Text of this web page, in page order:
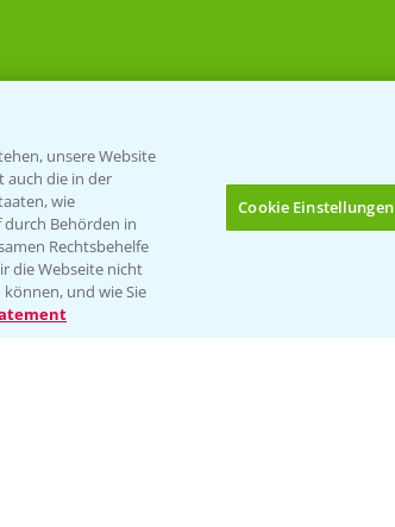
vergleichen:
Sie uns
unsere Website
auch die in der
wie
Behörden in
Rechtsbehelfe
die Webseite nicht
und wie Sie
Cookie Einstellungen